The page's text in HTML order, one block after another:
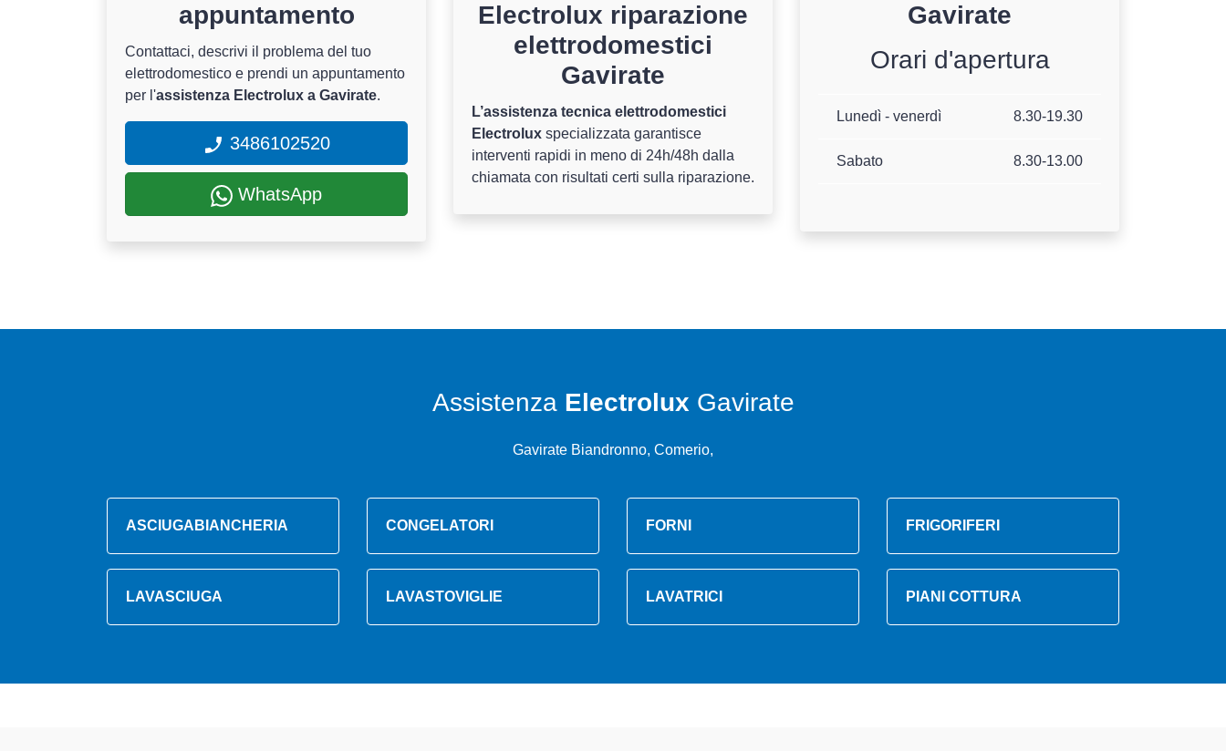
appuntamento
Contattaci, descrivi il problema del tuo
elettrodomestico e prendi un appuntamento
per l'assistenza Electrolux a Gavirate.
3486102520
WhatsApp
Electrolux riparazione
elettrodomestici
Gavirate
L’assistenza tecnica elettrodomestici
Electrolux specializzata garantisce
interventi rapidi in meno di 24h/48h dalla
chiamata con risultati certi sulla riparazione.
Gavirate
Orari d'apertura
Lunedì - venerdì 8.30-19.30
Sabato 8.30-13.00
Assistenza Electrolux Gavirate
Gavirate Biandronno, Comerio,
ASCIUGABIANCHERIA CONGELATORI FORNI FRIGORIFERI
LAVASCIUGA LAVASTOVIGLIE LAVATRICI PIANI COTTURA